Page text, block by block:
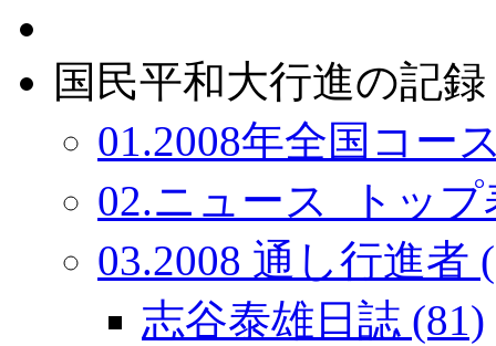
国民平和大行進の記録
01.2008年全国コー
02.ニュース_トップ
03.2008 通し行進者
志谷泰雄日誌 (81)